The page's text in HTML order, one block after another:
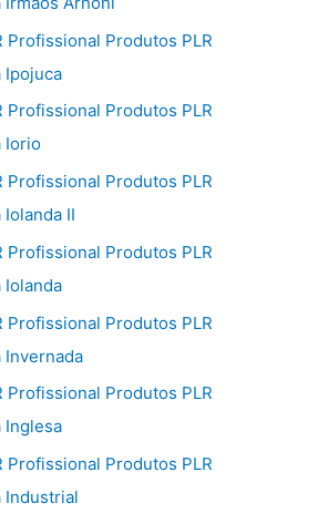
Profissional Produtos PLR
Ipojuca
Profissional Produtos PLR
Iorio
Profissional Produtos PLR
Iolanda II
Profissional Produtos PLR
Iolanda
Profissional Produtos PLR
Invernada
Profissional Produtos PLR
Inglesa
Profissional Produtos PLR
Industrial